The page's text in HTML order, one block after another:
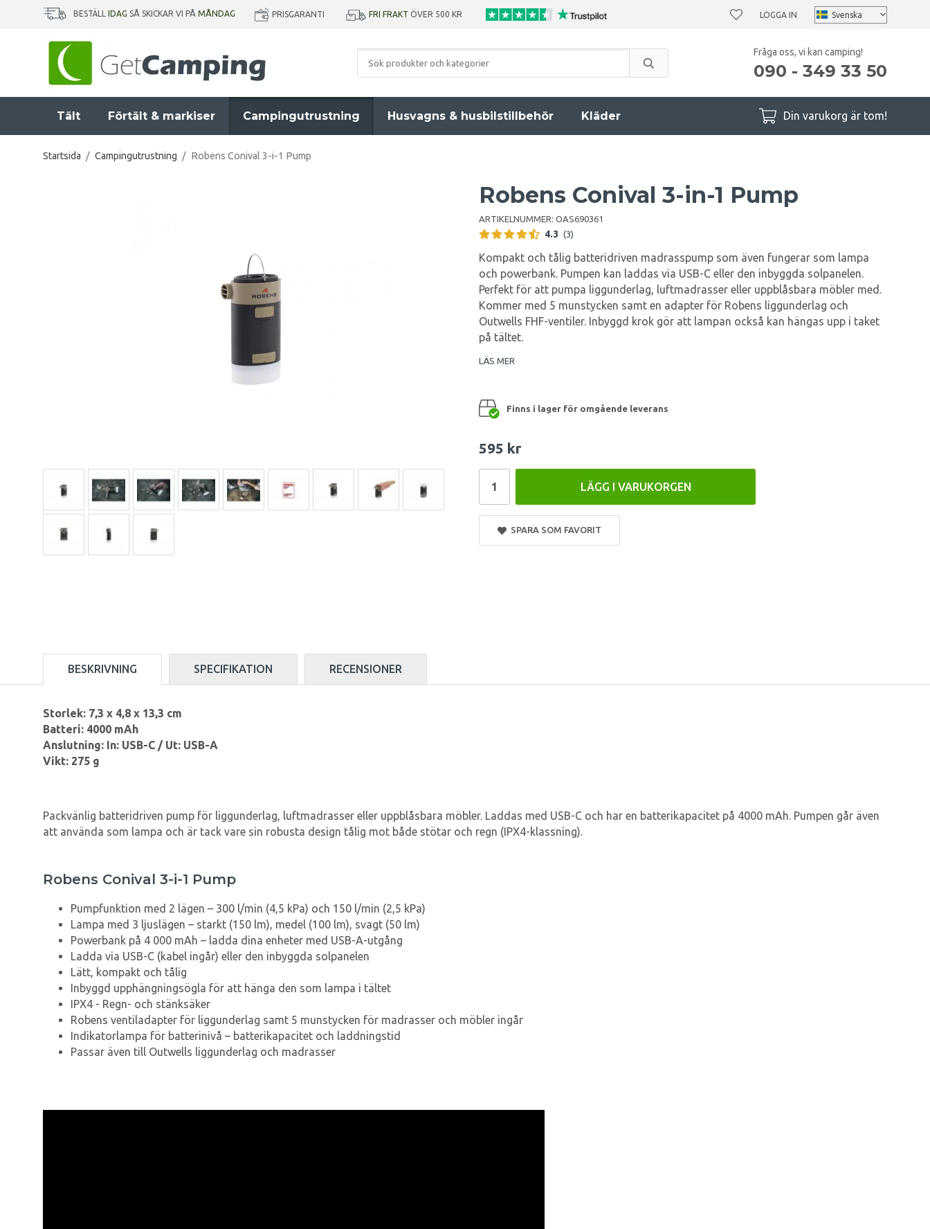
BESTÄLL IDAG SÅ SKICKAR VI PÅ MÅNDAG PRISGARANTI FRI FRAKT ÖVER 500 KR LOGGA IN
Fråga oss, vi kan camping!
090 - 349 33 50
Tält Förtält & markiser Campingutrustning Husvagns & husbilstillbehör Kläder Din varukorg är tom!
Startsida / Campingutrustning / Robens Conival 3-i-1 Pump
Robens Conival 3-in-1 Pump
ARTIKELNUMMER: OAS690361
4.3 (3)
Kompakt och tålig batteridriven madrasspump som även fungerar som lampa
och powerbank. Pumpen kan laddas via USB-C eller den inbyggda solpanelen.
Perfekt för att pumpa liggunderlag, luftmadrasser eller uppblåsbara möbler med.
Kommer med 5 munstycken samt en adapter för Robens liggunderlag och
Outwells FHF-ventiler. Inbyggd krok gör att lampan också kan hängas upp i taket
på tältet.
LÄS MER
Finns i lager för omgående leverans
595 kr
LÄGG I VARUKORGEN
SPARA SOM FAVORIT
BESKRIVNING SPECIFIKATION RECENSIONER
Storlek: 7,3 x 4,8 x 13,3 cm
Batteri: 4000 mAh
Anslutning: In: USB-C / Ut: USB-A
Vikt: 275 g
Packvänlig batteridriven pump för liggunderlag, luftmadrasser eller uppblåsbara möbler. Laddas med USB-C och har en batterikapacitet på 4000 mAh. Pumpen går även
att använda som lampa och är tack vare sin robusta design tålig mot både stötar och regn (IPX4-klassning).
Robens Conival 3-i-1 Pump
Pumpfunktion med 2 lägen – 300 l/min (4,5 kPa) och 150 l/min (2,5 kPa)
Lampa med 3 ljuslägen – starkt (150 lm), medel (100 lm), svagt (50 lm)
Powerbank på 4 000 mAh – ladda dina enheter med USB-A-utgång
Ladda via USB-C (kabel ingår) eller den inbyggda solpanelen
Lätt, kompakt och tålig
Inbyggd upphängningsögla för att hänga den som lampa i tältet
IPX4 - Regn- och stänksäker
Robens ventiladapter för liggunderlag samt 5 munstycken för madrasser och möbler ingår
Indikatorlampa för batterinivå – batterikapacitet och laddningstid
Passar även till Outwells liggunderlag och madrasser